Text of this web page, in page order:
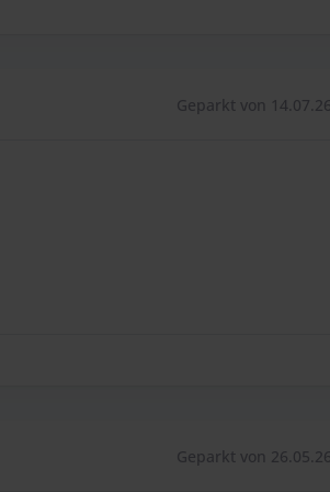
Geparkt von
Geparkt von